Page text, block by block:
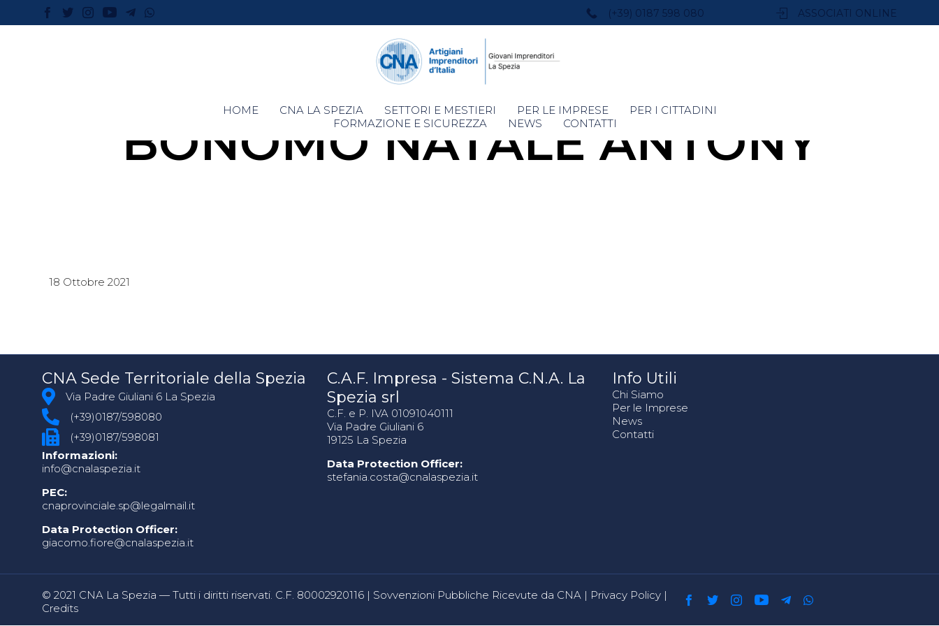
(+39) 0187 598 080 ASSOCIATI ONLINE
Skip
to
HOME CNA LA SPEZIA SETTORI E MESTIERI PER LE IMPRESE
PER I CITTADINI
FORMAZIONE E SICUREZZA
NEWS CONTATTI
BONOMO NATALE ANTONY
18 Ottobre 2021
CNA Sede Territoriale della Spezia
Via Padre Giuliani 6 La Spezia
(+39)0187/598080
(+39)0187/598081
Informazioni:
info@cnalaspezia.it
PEC:
cnaprovinciale.sp@legalmail.it
Data Protection Officer:
giacomo.fiore@cnalaspezia.it
C.A.F. Impresa - Sistema C.N.A. La
Spezia srl
C.F. e P. IVA 01091040111
Via Padre Giuliani 6
19125 La Spezia
Data Protection Officer:
stefania.costa@cnalaspezia.it
Info Utili
Chi Siamo
Per le Imprese
News
Contatti
© 2021 CNA La Spezia — Tutti i diritti riservati. C.F. 80002920116 | Sovvenzioni Pubbliche Ricevute da CNA | Privacy Policy |
Credits